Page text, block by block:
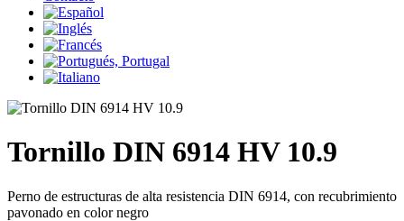
Tornillo DIN 6914 HV 10.9
Perno de estructuras de alta resistencia DIN 6914, con recubrimiento
pavonado en color negro